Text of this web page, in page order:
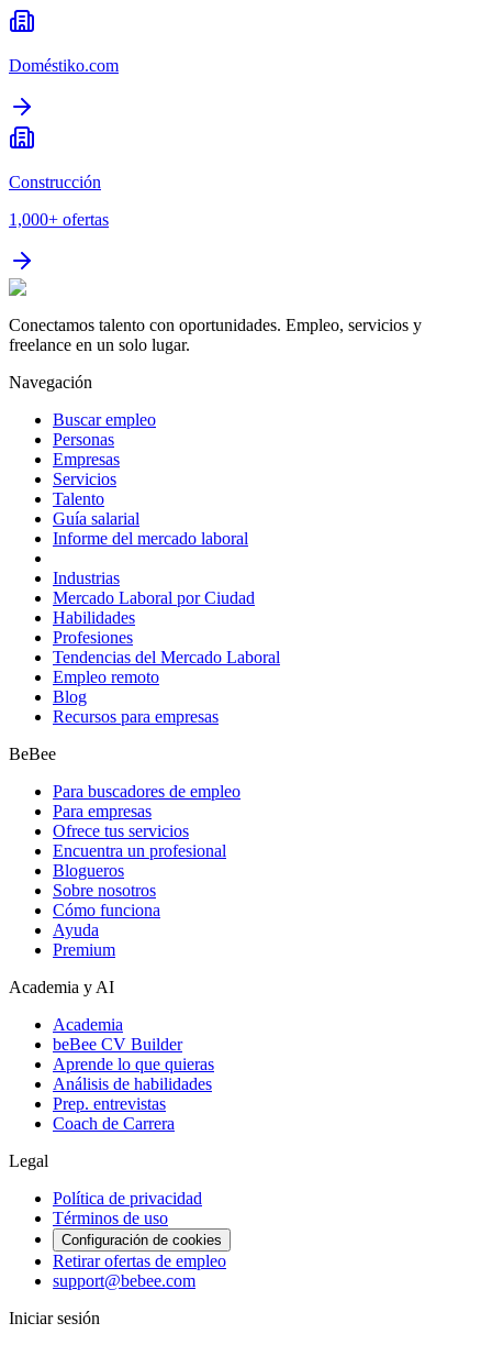
Doméstiko.com
Construcción
1,000+ ofertas
Conectamos talento con oportunidades. Empleo, servicios y
freelance en un solo lugar.
Navegación
Buscar empleo
Personas
Empresas
Servicios
Talento
Guía salarial
Informe del mercado laboral
Industrias
Mercado Laboral por Ciudad
Habilidades
Profesiones
Tendencias del Mercado Laboral
Empleo remoto
Blog
Recursos para empresas
BeBee
Para buscadores de empleo
Para empresas
Ofrece tus servicios
Encuentra un profesional
Blogueros
Sobre nosotros
Cómo funciona
Ayuda
Premium
Academia y AI
Academia
beBee CV Builder
Aprende lo que quieras
Análisis de habilidades
Prep. entrevistas
Coach de Carrera
Legal
Política de privacidad
Términos de uso
Configuración de cookies
Retirar ofertas de empleo
support@bebee.com
Iniciar sesión